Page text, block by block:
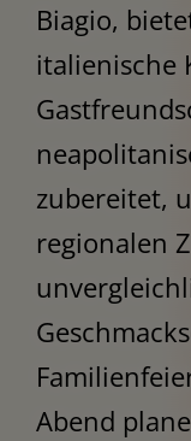
Kontakt
Biagio,
italienische
zubereitet,
regionalen
Abend